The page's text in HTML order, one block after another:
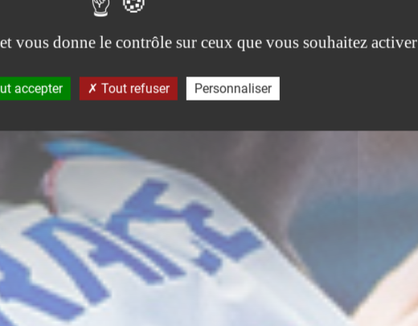
vous donne le contrôle sur ceux que vous souhaitez activer
accepter Tout refuser Personnaliser